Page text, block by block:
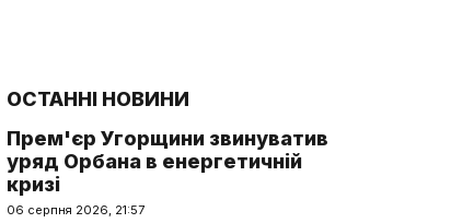
ОСТАННІ НОВИНИ
Прем'єр Угорщини звинуватив
уряд Орбана в енергетичній
кризі
06 серпня 2026, 21:57